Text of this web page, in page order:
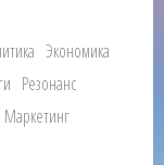
Экономика
Резонанс
Маркетинг